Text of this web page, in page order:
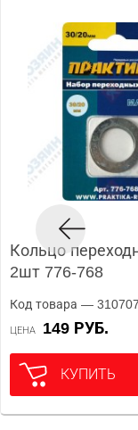
Кольцо
2шт 776-768
Код товара — 310707
ЦЕНА 149 РУБ.
КУПИТЬ